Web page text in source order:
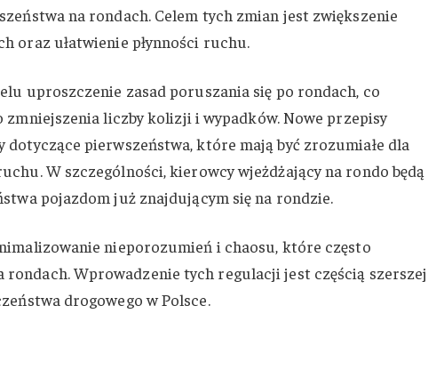
na rondach. Celem tych zmian jest zwiększenie
oraz ułatwienie płynności ruchu.
uproszczenie zasad poruszania się po rondach, co
zmniejszenia liczby kolizji i wypadków. Nowe przepisy
dotyczące pierwszeństwa, które mają być zrozumiałe dla
W szczególności, kierowcy wjeżdżający na rondo będą
pojazdom już znajdującym się na rondzie.
nieporozumień i chaosu, które często
rondach. Wprowadzenie tych regulacji jest częścią szerszej
drogowego w Polsce.